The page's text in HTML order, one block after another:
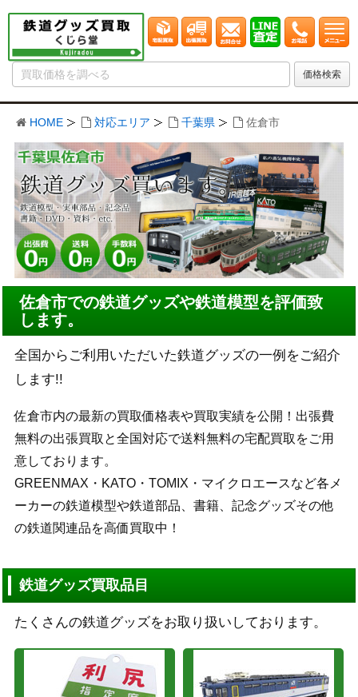
HOME 対応エリア 千葉県 佐倉市
佐倉市での鉄道グッズや鉄道模型を評価致
します。
全国からご利用いただいた鉄道グッズの一例をご紹介
します!!
佐倉市内の最新の買取価格表や買取実績を公開！出張費
無料の出張買取と全国対応で送料無料の宅配買取をご用
意しております。
GREENMAX・KATO・TOMIX・マイクロエースなど各メ
ーカーの鉄道模型や鉄道部品、書籍、記念グッズその他
の鉄道関連品を高価買取中！
鉄道グッズ買取品目
たくさんの鉄道グッズをお取り扱いしております。